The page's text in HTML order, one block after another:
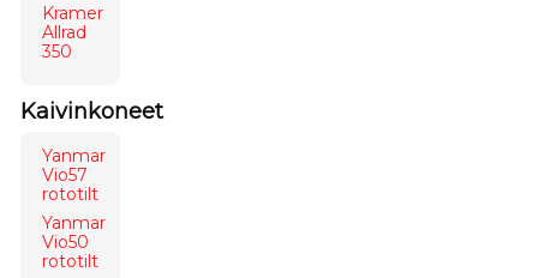
Kramer
Allrad
350
Kaivinkoneet
Yanmar
Vio57
rototilt
Yanmar
Vio50
rototilt